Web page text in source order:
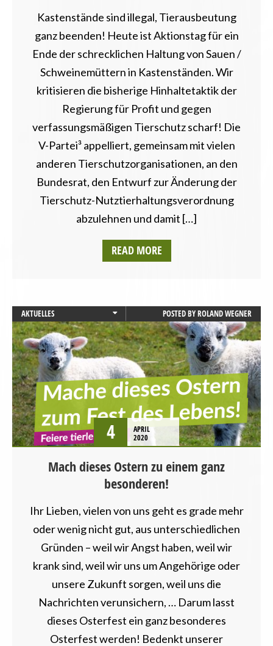
MECKLENBURG-VORPOMMERN
NIEDERSACHSEN
NORDRHEIN-WESTFALEN
PRESSEMITTEILUNG
SAARLAND
SACHSEN-ANHALT
SCHLESWIG-HOLSTEIN
THÜRINGEN
Kastenstände sind illegal, Tierausbeutung
ganz beenden! Heute ist Aktionstag für ein
Ende der schrecklichen Haltung von Sauen /
Schweinemüttern in Kastenständen. Wir
kritisieren die bisherige Hinhaltetaktik der
Regierung für Profit und gegen
verfassungsmäßigen Tierschutz scharf! Die
V-Partei³ appelliert, gemeinsam mit vielen
anderen Tierschutzorganisationen, an den
Bundesrat, den Entwurf zur Änderung der
Tierschutz-Nutztierhaltungsverordnung
abzulehnen und damit […]
READ MORE
AKTUELLES
BADEN-WÜRTTEMBERG
BAYERN
BERLIN
BRANDENBURG
BREMEN
HAMBURG
HESSEN
LANDESVERBÄNDE
LANDWIRTSCHAFT
MECKLENBURG-VORPOMMERN
REZEPTE
RHEINLAND-PFALZ
SAARLAND
SACHSEN-ANHALT
SCHLESWIG-HOLSTEIN
THÜRINGEN
TIERSCHUTZ / TIERRECHTE
VEGANISMUS
POSTED BYROLAND WEGNER
4
APRIL
2020
Mach dieses Ostern zu einem ganz
besonderen!
Ihr Lieben, vielen von uns geht es grade mehr
oder wenig nicht gut, aus unterschiedlichen
Gründen – weil wir Angst haben, weil wir
krank sind, weil wir uns um Angehörige oder
unsere Zukunft sorgen, weil uns die
Nachrichten verunsichern, … Darum lasst
dieses Osterfest ein ganz besonderes
Osterfest werden! Bedenkt unserer